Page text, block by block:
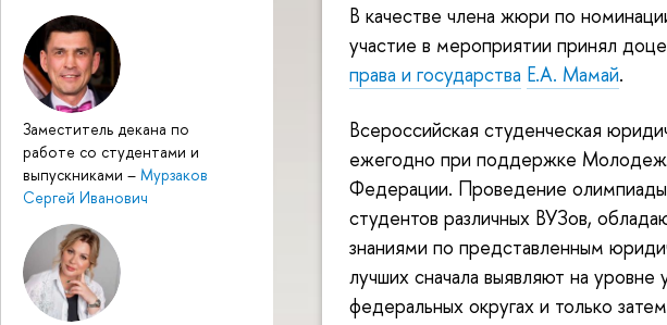
Заместитель декана по
работе со студентами и
выпускниками – Мурзаков
Сергей Иванович
В качестве члена жюри по
участие в мероприятии принял
права и государства Е.А. Мамай.
Всероссийская студенческая
ежегодно при поддержке
Федерации. Проведение
студентов различных ВУЗов,
знаниями по представленным
лучших сначала выявляют на уровне
федеральных округах и только